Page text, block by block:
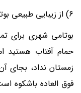
6) از زیبایی طبیعی بوتامی در تمام فصول سال لذت ببرید.
بوتامی شهری برای
حمام آفتاب هستید
زمستان نداد، بجای
فوق العاده باشکوه